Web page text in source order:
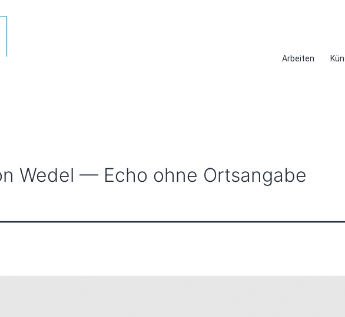
Arbeiten
Wedel — Echo ohne Ortsangabe